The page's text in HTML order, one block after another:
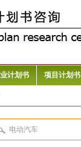
计划书 项目计划书